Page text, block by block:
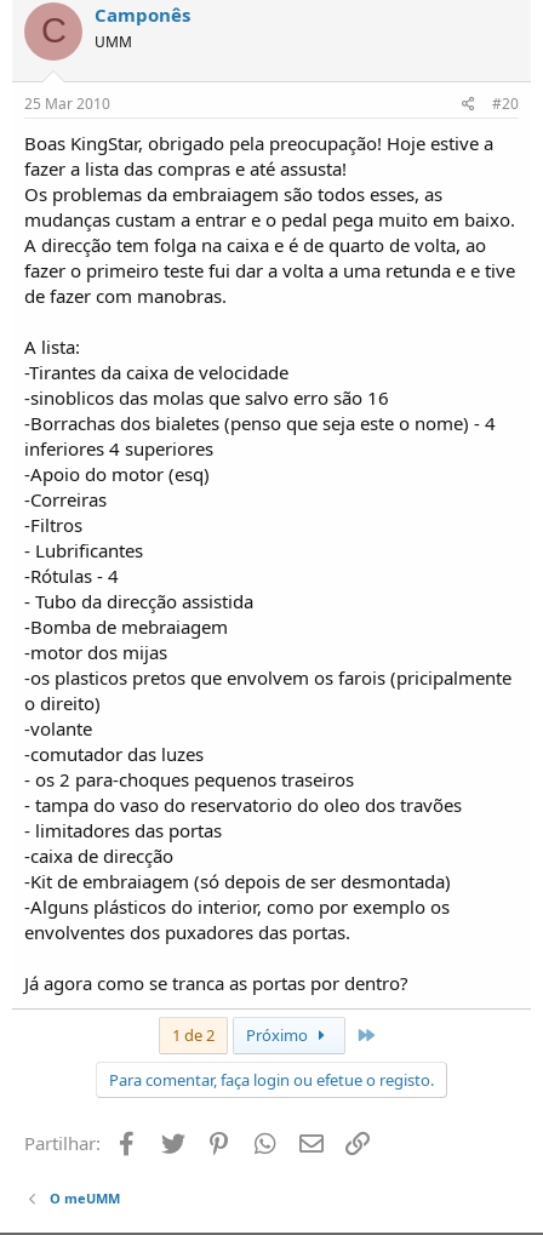
C Camponês
UMM
25 Mar 2010 #20
Boas KingStar, obrigado pela preocupação! Hoje estive a
fazer a lista das compras e até assusta!
Os problemas da embraiagem são todos esses, as
mudanças custam a entrar e o pedal pega muito em baixo.
A direcção tem folga na caixa e é de quarto de volta, ao
fazer o primeiro teste fui dar a volta a uma retunda e e tive
de fazer com manobras.
A lista:
-Tirantes da caixa de velocidade
-sinoblicos das molas que salvo erro são 16
-Borrachas dos bialetes (penso que seja este o nome) - 4
inferiores 4 superiores
-Apoio do motor (esq)
-Correiras
-Filtros
- Lubrificantes
-Rótulas - 4
- Tubo da direcção assistida
-Bomba de mebraiagem
-motor dos mijas
-os plasticos pretos que envolvem os farois (pricipalmente
o direito)
-volante
-comutador das luzes
- os 2 para-choques pequenos traseiros
- tampa do vaso do reservatorio do oleo dos travões
- limitadores das portas
-caixa de direcção
-Kit de embraiagem (só depois de ser desmontada)
-Alguns plásticos do interior, como por exemplo os
envolventes dos puxadores das portas.
Já agora como se tranca as portas por dentro?
1 de 2 Próximo
Para comentar, faça login ou efetue o registo.
Partilhar: Facebook
Twitter PinterestWhatsapp
Email
O meUMM